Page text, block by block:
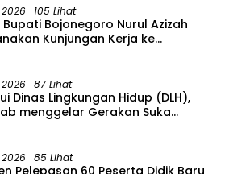
2026 105 Lihat
Bupati Bojonegoro Nurul Azizah
Kunjungan Kerja ke
2026 87 Lihat
Dinas Lingkungan Hidup (DLH),
menggelar Gerakan Suka
2026 85 Lihat